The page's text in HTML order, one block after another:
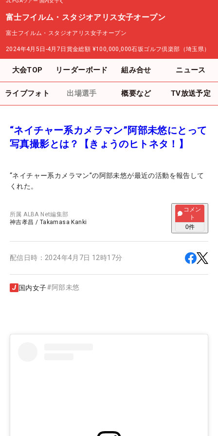
富士フイルム・スタジオアリス女子オープン
富士フイルム・スタジオアリス女子オープン
2024年4月5日-4月7日 賞金総額 ¥100,000,000石坂ゴルフ倶楽部（埼玉県）
大会TOP リーダーボード 組み合せ ニュース
ライブフォト 出場選手 概要など TV放送予定
“ネイチャー系カメラマン”阿部未悠にとって
写真撮影とは？【きょうのヒトネタ！】
“ネイチャー系カメラマン”の阿部未悠が最近の活動を報告して
くれた。
所属ALBA Net編集部
神吉孝昌 / Takamasa Kanki
コメン
ト
0件
配信日時： 2024年4月7日 12時17分
国内女子#阿部未悠